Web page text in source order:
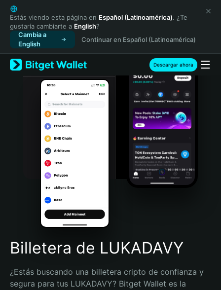
English
日本語
Tiếng Việt
Русский
Español (Latinoamérica)
Türkçe
Italiano
Português (Portugal)
Bahasa Indonesia
Português (Brasil)
Español (Argentina)
Estás viendo esta página en Español (Latinoamérica). ¿Te
gustaría cambiarte a English?
Cambia a
English
Continuar en Español (Latinoamérica)
Descargar ahora
Billetera de LUKADAVY
¿Estás buscando una billetera cripto de confianza y
segura para tus LUKADAVY? Bitget Wallet es la